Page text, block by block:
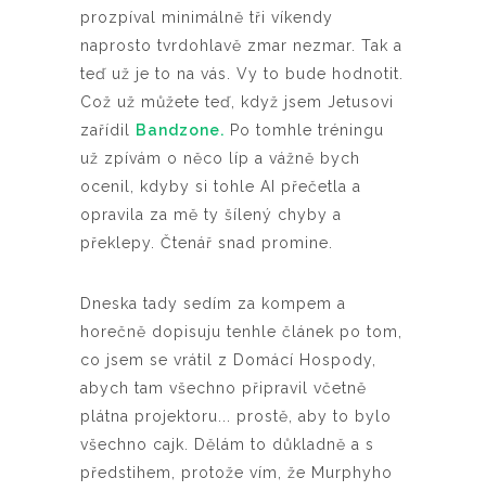
prozpíval minimálně tři víkendy
naprosto tvrdohlavě zmar nezmar. Tak a
teď už je to na vás. Vy to bude hodnotit.
Což už můžete teď, když jsem Jetusovi
zařídil Bandzone. Po tomhle tréningu
už zpívám o něco líp a vážně bych
ocenil, kdyby si tohle AI přečetla a
opravila za mě ty šílený chyby a
překlepy. Čtenář snad promine.
Dneska tady sedím za kompem a
horečně dopisuju tenhle článek po tom,
co jsem se vrátil z Domácí Hospody,
abych tam všechno připravil včetně
plátna projektoru... prostě, aby to bylo
všechno cajk. Dělám to důkladně a s
předstihem, protože vím, že Murphyho